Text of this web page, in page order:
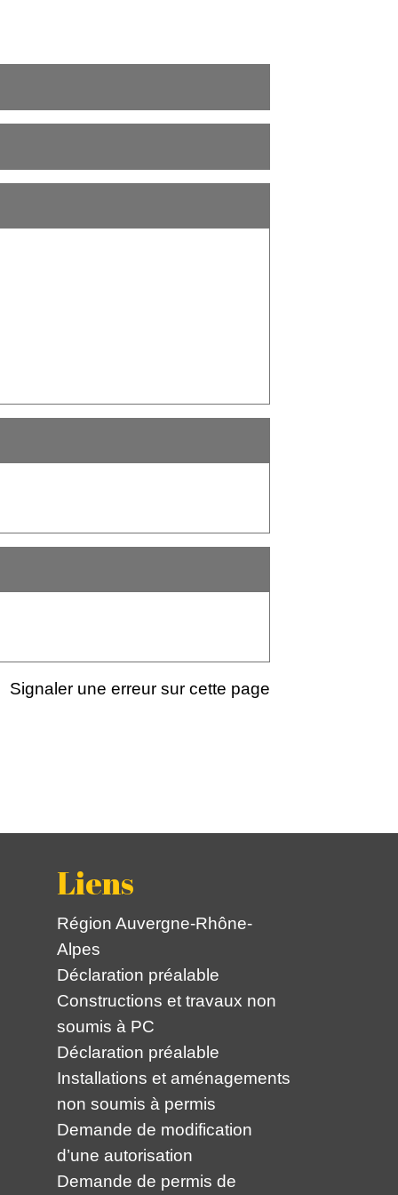
Signaler une erreur sur cette page
Liens
Région Auvergne-Rhône-
Alpes
Déclaration préalable
Constructions et travaux non
soumis à PC
Déclaration préalable
Installations et aménagements
non soumis à permis
Demande de modification
d’une autorisation
Demande de permis de